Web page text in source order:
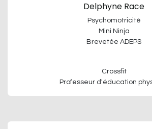
Delphyne Race
Psychomotricité
Mini Ninja
Brevetée ADEPS
Crossfit
Professeur d'éducation